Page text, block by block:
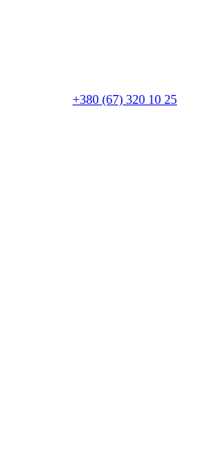
+380 (67) 320 10 25